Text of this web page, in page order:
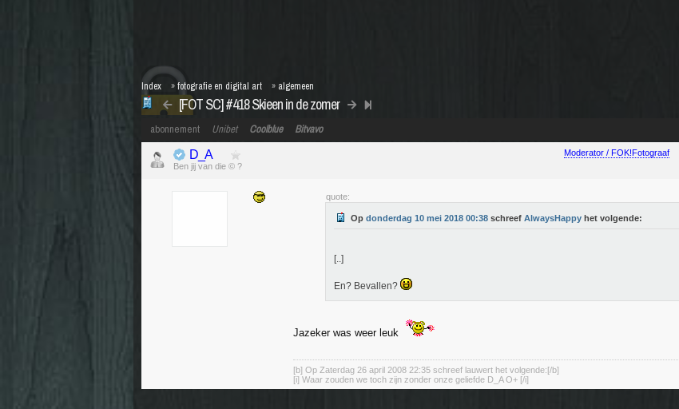
[FOT SC] #418 Skieen in de zomer
Index »fotografie en digital art » algemeen
abonnement Unibet Coolblue Bitvavo
Moderator / FOK!Fotograaf
D_A
Ben jij van die © ?
quote:
Op donderdag 10 mei 2018 00:38 schreef AlwaysHappy het volgende:
[..]
En? Bevallen?
Jazeker was weer leuk
[b] Op Zaterdag 26 april 2008 22:35 schreef lauwert het volgende:[/b]
[i] Waar zouden we toch zijn zonder onze geliefde D_A O+ [/i]